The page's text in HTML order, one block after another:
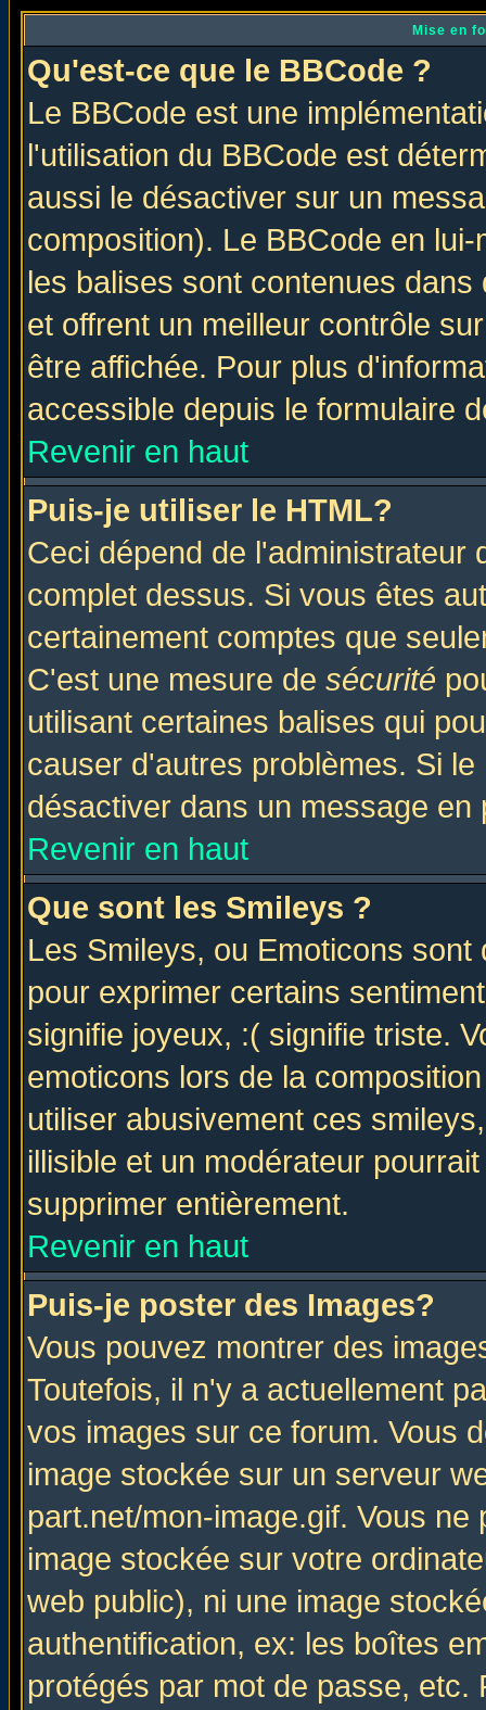
Mise en
Qu'est-ce que le BBCode ?
Le BBCode est une
l'utilisation du BBCode est
aussi le désactiver sur un
composition). Le BBCode en
les balises sont contenues
et offrent un meilleur contrôle
être affichée. Pour plus
accessible depuis le formulaire
Revenir en haut
Puis-je utiliser le HTML?
Ceci dépend de l'administrateur
complet dessus. Si vous êtes
certainement comptes que
C'est une mesure de sécurité
utilisant certaines balises qui
causer d'autres problèmes. Si
désactiver dans un message
Revenir en haut
Que sont les Smileys ?
Les Smileys, ou Emoticons
pour exprimer certains
signifie joyeux, :( signifie triste.
emoticons lors de la
utiliser abusivement ces
illisible et un modérateur
supprimer entièrement.
Revenir en haut
Puis-je poster des Images?
Vous pouvez montrer des
Toutefois, il n'y a actuellement
vos images sur ce forum. Vous
image stockée sur un serveur
part.net/mon-image.gif. Vous
image stockée sur votre
web public), ni une image
authentification, ex: les boîtes
protégés par mot de passe,